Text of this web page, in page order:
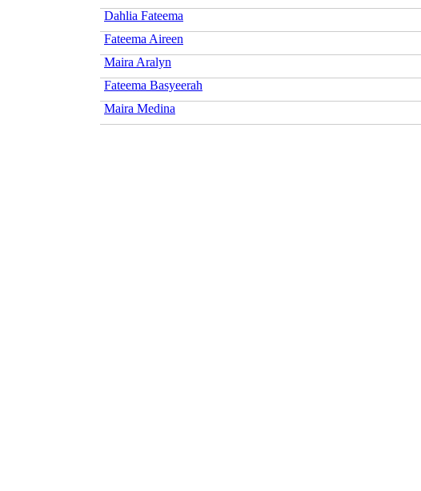
Dahlia Fateema
Fateema Aireen
Maira Aralyn
Fateema Basyeerah
Maira Medina